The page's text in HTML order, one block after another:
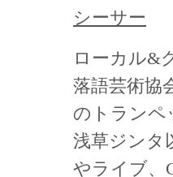
シーサー
ローカル&
落語芸術協
のトランペ
浅草ジンタ
やライブ、